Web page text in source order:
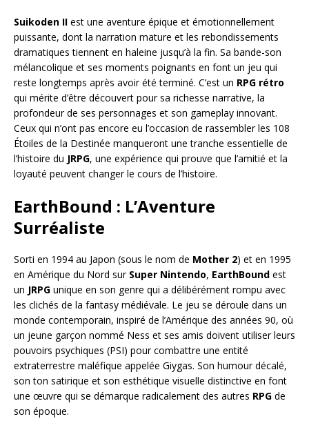
Suikoden II est une aventure épique et émotionnellement
puissante, dont la narration mature et les rebondissements
dramatiques tiennent en haleine jusqu’à la fin. Sa bande-son
mélancolique et ses moments poignants en font un jeu qui
reste longtemps après avoir été terminé. C’est un RPG rétro
qui mérite d’être découvert pour sa richesse narrative, la
profondeur de ses personnages et son gameplay innovant.
Ceux qui n’ont pas encore eu l’occasion de rassembler les 108
Étoiles de la Destinée manqueront une tranche essentielle de
l’histoire du JRPG, une expérience qui prouve que l’amitié et la
loyauté peuvent changer le cours de l’histoire.
EarthBound : L’Aventure
Surréaliste
Sorti en 1994 au Japon (sous le nom de Mother 2) et en 1995
en Amérique du Nord sur Super Nintendo, EarthBound est
un JRPG unique en son genre qui a délibérément rompu avec
les clichés de la fantasy médiévale. Le jeu se déroule dans un
monde contemporain, inspiré de l’Amérique des années 90, où
un jeune garçon nommé Ness et ses amis doivent utiliser leurs
pouvoirs psychiques (PSI) pour combattre une entité
extraterrestre maléfique appelée Giygas. Son humour décalé,
son ton satirique et son esthétique visuelle distinctive en font
une œuvre qui se démarque radicalement des autres RPG de
son époque.